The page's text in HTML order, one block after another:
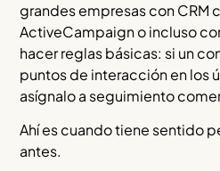
grandes empresas con CRM
ActiveCampaign o incluso
hacer reglas básicas: si un
puntos de interacción en los
asígnalo a seguimiento
Ahí es cuando tiene sentido
antes.